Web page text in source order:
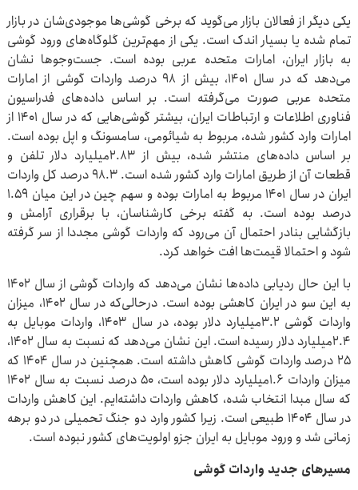
یکی دیگر از فعالان بازار می‌گوید که برخی گوشی‌ها موجودی‌شان در بازار
تمام شده یا بسیار اندک است. یکی از مهم‌ترین گلوگاه‌های ورود گوشی
به بازار ایران، امارات متحده عربی بوده است. جست‌وجوها نشان
می‌دهد که در سال ۱۴۰۱، بیش از ۹۸ درصد واردات گوشی از امارات
متحده عربی صورت می‌گرفته است. بر اساس داده‌های فدراسیون
فناوری اطلاعات و ارتباطات ایران، بیشتر گوشی‌هایی که در سال ۱۴۰۱ از
امارات وارد کشور شده، مربوط به شیائومی، سامسونگ و اپل بوده است.
بر اساس داده‌های منتشر شده، بیش از ۲.۸۳‌میلیارد دلار تلفن و
قطعات آن از طریق امارات وارد کشور شده است. ۹۸.۳ درصد کل واردات
ایران در سال ۱۴۰۱ مربوط به امارات بوده و سهم چین در این میان ۱.۵۹
درصد بوده است. به گفته برخی کارشناسان، با برقراری آرامش و
بازگشایی بنادر احتمال آن می‌رود که واردات گوشی مجددا از سر گرفته
شود و احتمالا قیمت‌ها افت خواهد کرد.
با این حال ردیابی داده‌ها نشان می‌دهد که واردات گوشی از سال ۱۴۰۲
به این سو در ایران کاهشی بوده است. درحالی‌که در سال ۱۴۰۲، میزان
واردات گوشی ۳.۲‌میلیارد دلار بوده، در سال ۱۴۰۳، واردات موبایل به
۲.۴‌میلیارد دلار رسیده است. این نشان می‌دهد که نسبت به سال ۱۴۰۲،
۲۵ درصد واردات گوشی کاهش داشته است. همچنین در سال ۱۴۰۴ که
میزان واردات ۱.۶‌میلیارد دلار بوده است، ۵۰ درصد نسبت به سال ۱۴۰۲
که سال مبدا انتخاب شده، کاهش واردات داشته‌ایم. این کاهش واردات
در سال ۱۴۰۴ طبیعی است. زیرا کشور وارد دو جنگ تحمیلی در دو برهه
زمانی شد و ورود موبایل به ایران جزو اولویت‌های کشور نبوده است.
مسیرهای جدید واردات گوشی